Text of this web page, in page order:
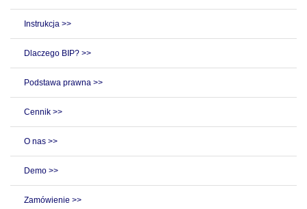
Instrukcja >>
Dlaczego BIP? >>
Podstawa prawna >>
Cennik >>
O nas >>
Demo >>
Zamówienie >>